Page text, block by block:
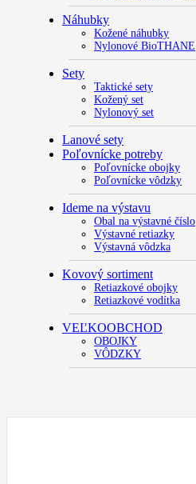
Náhubky
Kožené náhubky
Nylonové BioTHANE
Sety
Taktické sety
Kožený set
Nylonový set
Lanové sety
Poľovnícke potreby
Poľovnícke obojky
Poľovnícke vôdzky
Ideme na výstavu
Obal na výstavné číslo
Výstavné retiazky
Výstavná vôdzka
Kovový sortiment
Retiazkové obojky
Retiazkové vodítka
VEĽKOOBCHOD
OBOJKY
VÔDZKY